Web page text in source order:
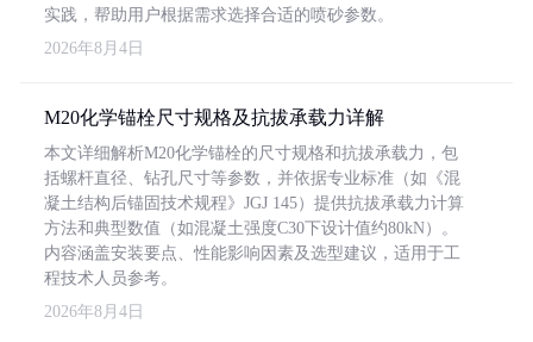
实践，帮助用户根据需求选择合适的喷砂参数。
2026年8月4日
M20化学锚栓尺寸规格及抗拔承载力详解
本文详细解析M20化学锚栓的尺寸规格和抗拔承载力，包
括螺杆直径、钻孔尺寸等参数，并依据专业标准（如《混
凝土结构后锚固技术规程》JGJ 145）提供抗拔承载力计算
方法和典型数值（如混凝土强度C30下设计值约80kN）。
内容涵盖安装要点、性能影响因素及选型建议，适用于工
程技术人员参考。
2026年8月4日